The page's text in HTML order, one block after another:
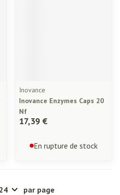
Inovance
Inovance Enzymes Caps 20
Nf
17,39 €
En rupture de stock
par page